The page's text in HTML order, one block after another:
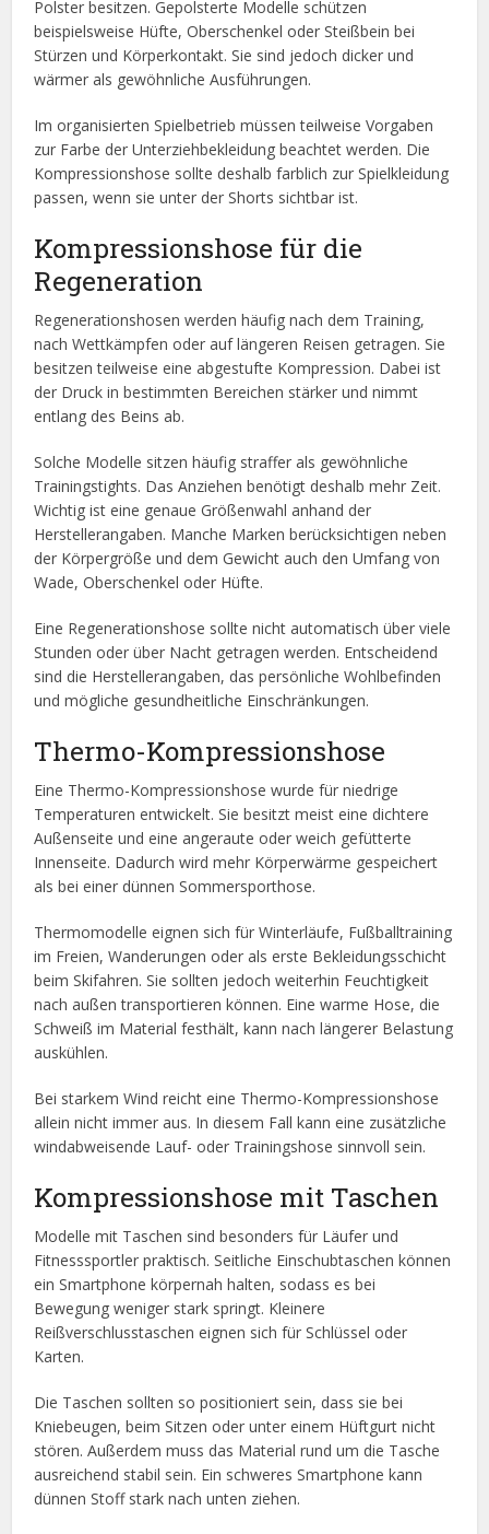
Polster besitzen. Gepolsterte Modelle schützen
beispielsweise Hüfte, Oberschenkel oder Steißbein bei
Stürzen und Körperkontakt. Sie sind jedoch dicker und
wärmer als gewöhnliche Ausführungen.
Im organisierten Spielbetrieb müssen teilweise Vorgaben
zur Farbe der Unterziehbekleidung beachtet werden. Die
Kompressionshose sollte deshalb farblich zur Spielkleidung
passen, wenn sie unter der Shorts sichtbar ist.
Kompressionshose für die
Regeneration
Regenerationshosen werden häufig nach dem Training,
nach Wettkämpfen oder auf längeren Reisen getragen. Sie
besitzen teilweise eine abgestufte Kompression. Dabei ist
der Druck in bestimmten Bereichen stärker und nimmt
entlang des Beins ab.
Solche Modelle sitzen häufig straffer als gewöhnliche
Trainingstights. Das Anziehen benötigt deshalb mehr Zeit.
Wichtig ist eine genaue Größenwahl anhand der
Herstellerangaben. Manche Marken berücksichtigen neben
der Körpergröße und dem Gewicht auch den Umfang von
Wade, Oberschenkel oder Hüfte.
Eine Regenerationshose sollte nicht automatisch über viele
Stunden oder über Nacht getragen werden. Entscheidend
sind die Herstellerangaben, das persönliche Wohlbefinden
und mögliche gesundheitliche Einschränkungen.
Thermo-Kompressionshose
Eine Thermo-Kompressionshose wurde für niedrige
Temperaturen entwickelt. Sie besitzt meist eine dichtere
Außenseite und eine angeraute oder weich gefütterte
Innenseite. Dadurch wird mehr Körperwärme gespeichert
als bei einer dünnen Sommersporthose.
Thermomodelle eignen sich für Winterläufe, Fußballtraining
im Freien, Wanderungen oder als erste Bekleidungsschicht
beim Skifahren. Sie sollten jedoch weiterhin Feuchtigkeit
nach außen transportieren können. Eine warme Hose, die
Schweiß im Material festhält, kann nach längerer Belastung
auskühlen.
Bei starkem Wind reicht eine Thermo-Kompressionshose
allein nicht immer aus. In diesem Fall kann eine zusätzliche
windabweisende Lauf- oder Trainingshose sinnvoll sein.
Kompressionshose mit Taschen
Modelle mit Taschen sind besonders für Läufer und
Fitnesssportler praktisch. Seitliche Einschubtaschen können
ein Smartphone körpernah halten, sodass es bei
Bewegung weniger stark springt. Kleinere
Reißverschlusstaschen eignen sich für Schlüssel oder
Karten.
Die Taschen sollten so positioniert sein, dass sie bei
Kniebeugen, beim Sitzen oder unter einem Hüftgurt nicht
stören. Außerdem muss das Material rund um die Tasche
ausreichend stabil sein. Ein schweres Smartphone kann
dünnen Stoff stark nach unten ziehen.